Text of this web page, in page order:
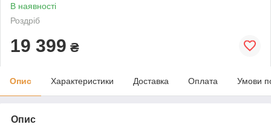
В наявності
Роздріб
19 399 ₴
Опис Характеристики Доставка Оплата Умови
Опис